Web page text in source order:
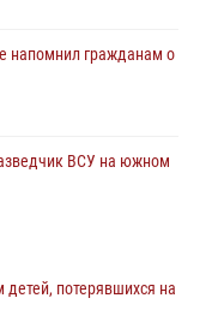
напомнил гражданам о
ВСУ на южном
потерявшихся на